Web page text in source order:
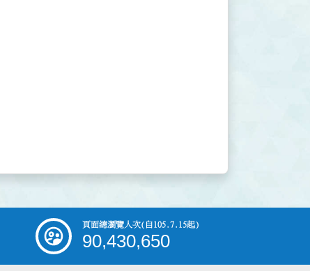
頁面總瀏覽人次(自105.7.15起)
90,430,650